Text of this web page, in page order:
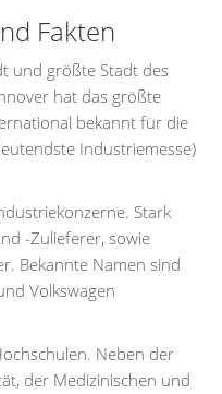
Fakten
und größte Stadt des
hat das größte
bekannt für die
Industriemesse)
Stark
-Zulieferer, sowie
Bekannte Namen sind
Volkswagen
Neben der
der Medizinischen und